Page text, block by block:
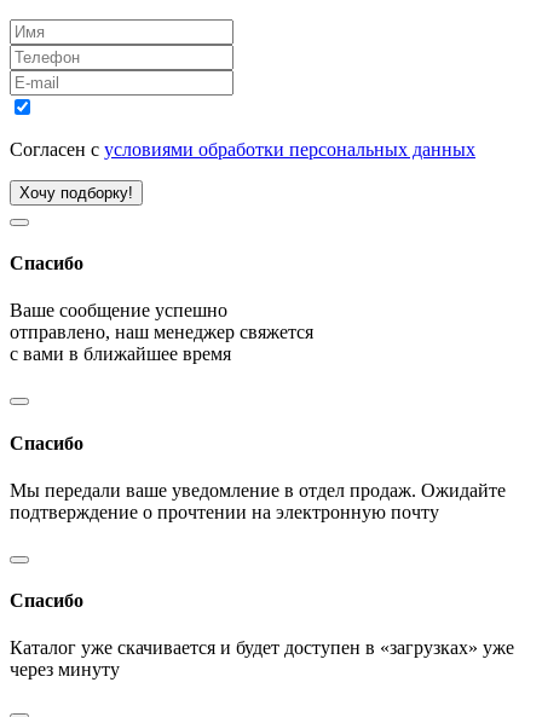
Согласен с условиями обработки персональных данных
Хочу подборку!
Спасибо
Ваше сообщение успешно
отправлено, наш менеджер свяжется
с вами в ближайшее время
Спасибо
Мы передали ваше уведомление в отдел продаж. Ожидайте
подтверждение о прочтении на электронную почту
Спасибо
Каталог уже скачивается и будет доступен в «загрузках» уже
через минуту